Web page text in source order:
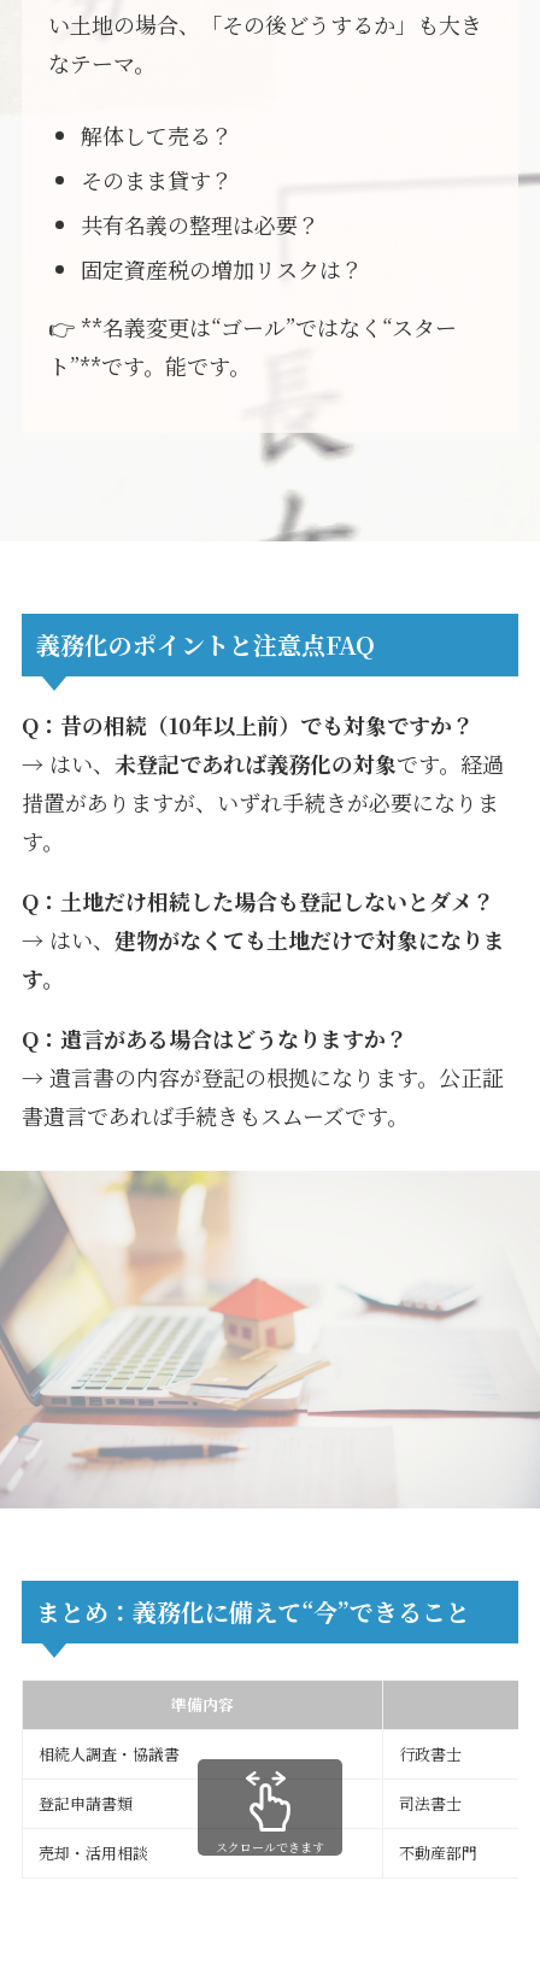
い土地の場合、「その後どうするか」も大き
なテーマ。
解体して売る？
そのまま貸す？
共有名義の整理は必要？
固定資産税の増加リスクは？
👉 **名義変更は“ゴール”ではなく“スター
ト”**です。能です。
義務化のポイントと注意点FAQ
Q：昔の相続（10年以上前）でも対象ですか？
→ はい、 未登記であれば義務化の対象です。経過
措置がありますが、いずれ手続きが必要になりま
す。
Q：土地だけ相続した場合も登記しないとダメ？
→ はい、 建物がなくても土地だけで対象になりま
す。
Q：遺言がある場合はどうなりますか？
→ 遺言書の内容が登記の根拠になります。公正証
書遺言であれば手続きもスムーズです。
まとめ：義務化に備えて“今”できること
準備内容
相続人調査・協議書 行政書士
登記申請書類 司法書士
売却・活用相談 不動産部門
スクロールできます